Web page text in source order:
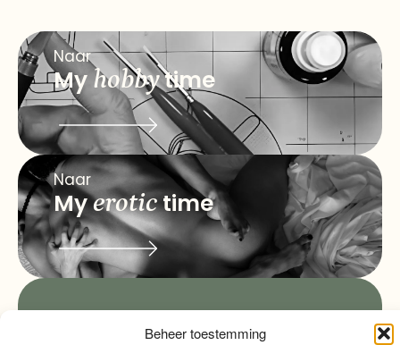
Beheer toestemming
Naar
Myhobbytime
Naar
Myerotictime